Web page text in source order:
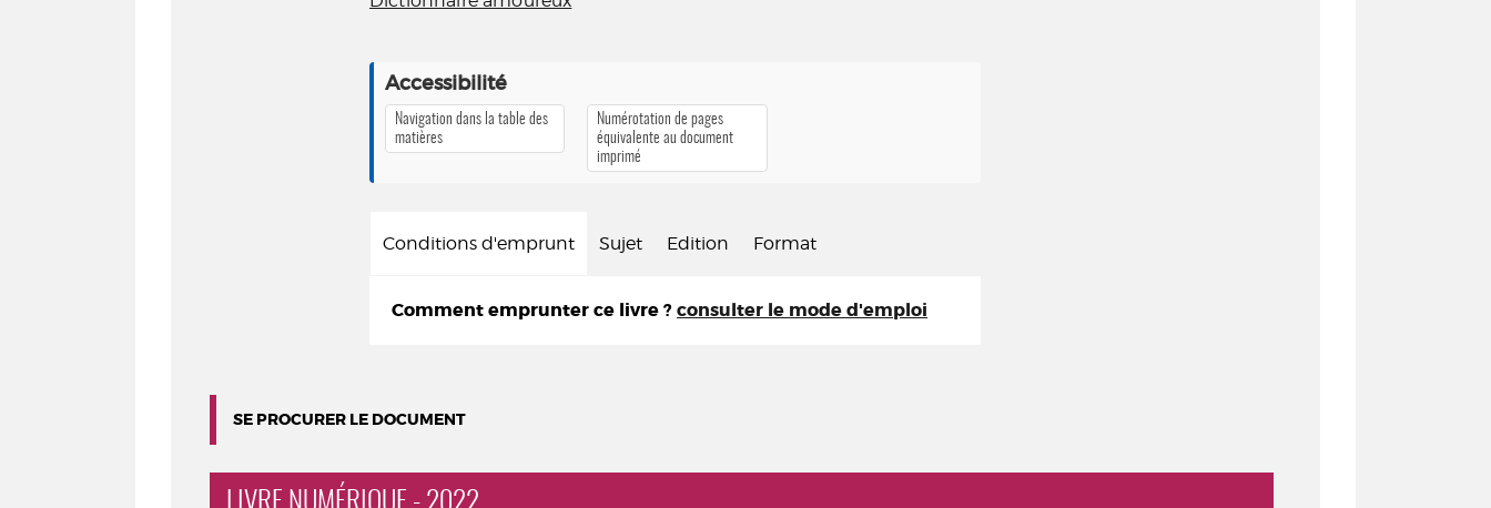
Accessibilité
Navigation dans la table des
matières
Numérotation de pages
équivalente au document
imprimé
Conditions d'emprunt Sujet Edition Format
Comment emprunter ce livre ? consulter le mode d'emploi
SE PROCURER LE DOCUMENT